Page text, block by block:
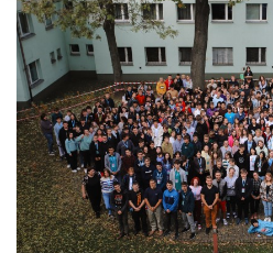
GŁÓWNA
ZAKON
ŚW. JÓZEF KALASANCJUSZ
POWOŁANIE
GDZIE JESTEŚMY?